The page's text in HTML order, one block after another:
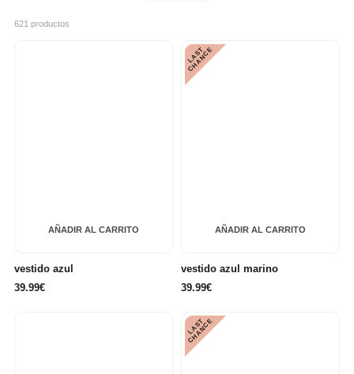
621 productos
AÑADIR AL CARRITO
vestido azul
39.99€
AÑADIR AL CARRITO
L
A
S
T
C
H
A
N
C
E
vestido azul marino
39.99€
L
A
S
T
C
H
A
N
C
E